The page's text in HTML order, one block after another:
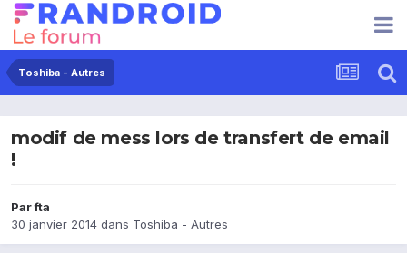
Toshiba - Autres
modif de mess lors de transfert de email
!
Parfta
30 janvier 2014 dans Toshiba - Autres